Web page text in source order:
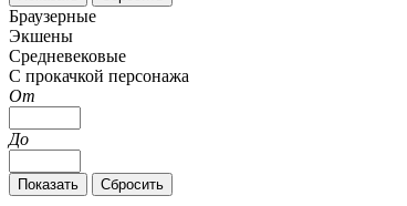
Браузерные
Экшены
Средневековые
С прокачкой персонажа
От
До